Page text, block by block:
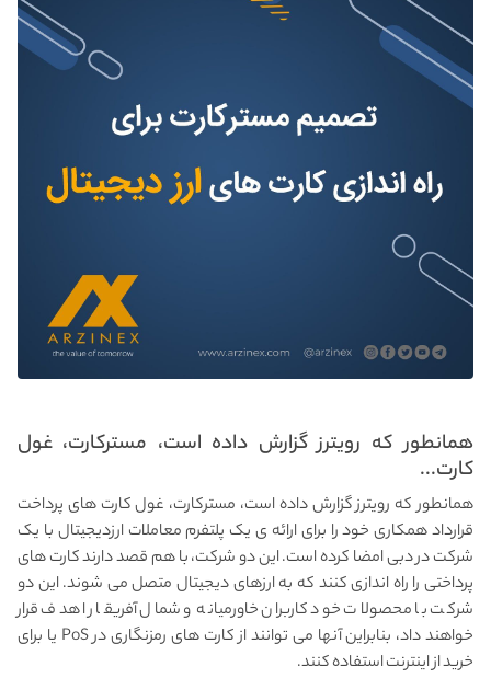
همانطور که رویترز گزارش داده است، مسترکارت، غول
کارت...
همانطور که رویترز گزارش داده است، مسترکارت، غول کارت های پرداخت
قرارداد همکاری خود را برای ارائه ی یک پلتفرم معاملات ارزدیجیتال با یک
شرکت در دبی امضا کرده است. این دو شرکت، با هم قصد دارند کارت های
پرداختی را راه اندازی کنند که به ارزهای دیجیتال متصل می شوند. این دو
شرکت با محصولات خود کاربران خاورمیانه و شمال آفریقا را هدف قرار
خواهند داد، بنابراین آنها می توانند از کارت های رمزنگاری در PoS یا برای
خرید از اینترنت استفاده کنند.